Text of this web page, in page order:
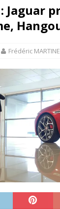
Frédéric